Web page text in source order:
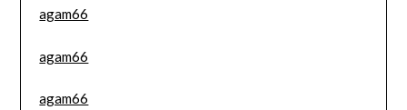
agam66
agam66
agam66